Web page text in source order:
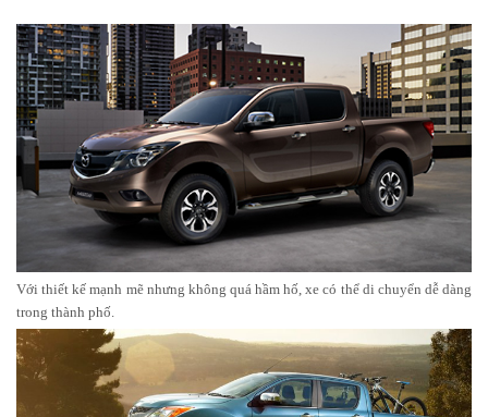
Với thiết kế mạnh mẽ nhưng không quá hầm hố, xe có thể di chuyển dễ dàng
trong thành phố.